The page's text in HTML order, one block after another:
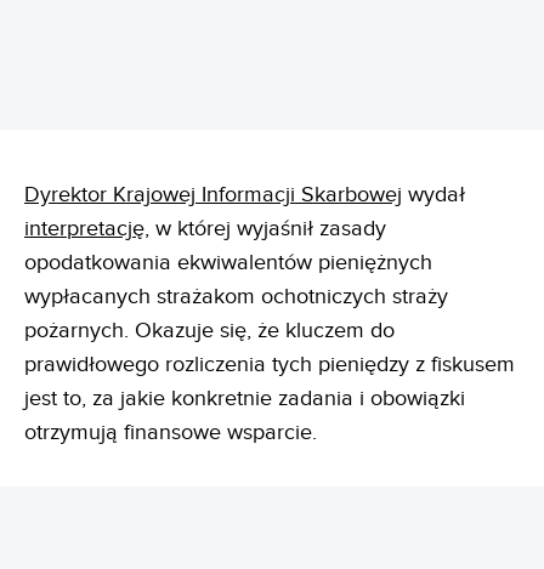
Dyrektor Krajowej Informacji Skarbowej wydał
interpretację, w której wyjaśnił zasady
opodatkowania ekwiwalentów pieniężnych
wypłacanych strażakom ochotniczych straży
pożarnych. Okazuje się, że kluczem do
prawidłowego rozliczenia tych pieniędzy z fiskusem
jest to, za jakie konkretnie zadania i obowiązki
otrzymują finansowe wsparcie.